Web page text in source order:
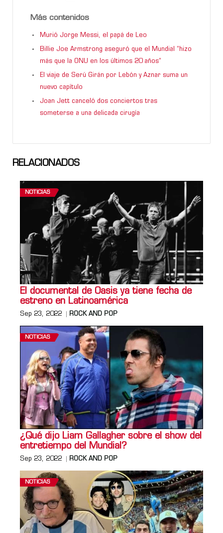
Más contenidos
Murió Jorge Messi, el papá de Leo
Billie Joe Armstrong aseguró que el Mundial “hizo
más que la ONU en los últimos 20 años”
El viaje de Serú Girán por Lebón y Aznar suma un
nuevo capítulo
Joan Jett canceló dos conciertos tras
someterse a una delicada cirugía
RELACIONADOS
NOTICIAS
El documental de Oasis ya tiene fecha de
estreno en Latinoamérica
Sep 23, 2022 ROCK AND POP
NOTICIAS
¿Qué dijo Liam Gallagher sobre el show del
entretiempo del Mundial?
Sep 23, 2022 ROCK AND POP
NOTICIAS